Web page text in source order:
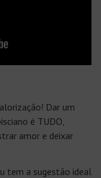
Dar um
é TUDO,
amor e deixar
tem a sugestão ideal